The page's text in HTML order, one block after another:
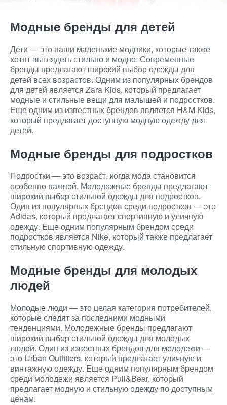
Модные бренды для детей
Дети — это наши маленькие модники, которые также
хотят выглядеть стильно и модно. Современные
бренды предлагают широкий выбор одежды для
детей всех возрастов. Одним из популярных брендов
для детей является Zara Kids, который предлагает
модные и стильные вещи для малышей и подростков.
Еще одним из известных брендов является H&M Kids,
который предлагает доступную модную одежду для
детей.
Модные бренды для подростков
Подростки — это возраст, когда мода становится
особенно важной. Молодежные бренды предлагают
широкий выбор стильной одежды для подростков.
Один из популярных брендов среди подростков — это
Adidas, который предлагает спортивную и уличную
одежду. Еще одним популярным брендом среди
подростков является Nike, который также предлагает
стильную спортивную одежду.
Модные бренды для молодых
людей
Молодые люди — это целая категория потребителей,
которые следят за последними модными
тенденциями. Молодежные бренды предлагают
широкий выбор стильной одежды для молодых
людей. Один из известных брендов для молодежи —
это Urban Outfitters, который предлагает уличную и
винтажную одежду. Еще одним популярным брендом
среди молодежи является Pull&Bear, который
предлагает модную и стильную одежду по доступным
ценам.